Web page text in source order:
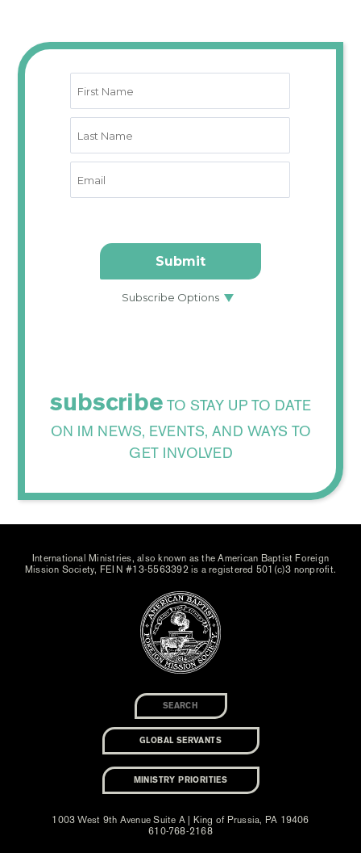
subscribe TO STAY UP TO DATE
ON IM NEWS, EVENTS, AND WAYS TO
GET INVOLVED
International Ministries, also known as the American Baptist Foreign
Mission Society, FEIN #13-5563392 is a registered 501(c)3 nonprofit.
GLOBAL SERVANTS
MINISTRY PRIORITIES
1003 West 9th Avenue Suite A | King of Prussia, PA 19406
610-768-2168